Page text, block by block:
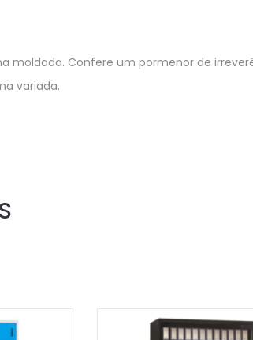
moldada. Confere um pormenor de
variada.